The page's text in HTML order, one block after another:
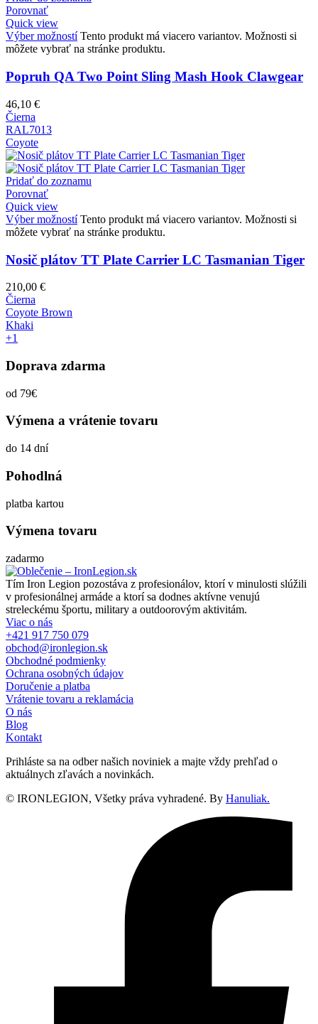
Porovnať
Quick view
Výber možností Tento produkt má viacero variantov. Možnosti si
môžete vybrať na stránke produktu.
Popruh QA Two Point Sling Mash Hook Clawgear
46,10 €
Čierna
RAL7013
Coyote
Pridať do zoznamu
Porovnať
Quick view
Výber možností Tento produkt má viacero variantov. Možnosti si
môžete vybrať na stránke produktu.
Nosič plátov TT Plate Carrier LC Tasmanian Tiger
210,00 €
Čierna
Coyote Brown
Khaki
+1
Doprava zdarma
od 79€
Výmena a vrátenie tovaru
do 14 dní
Pohodlná
platba kartou
Výmena tovaru
zadarmo
Tím Iron Legion pozostáva z profesionálov, ktorí v minulosti slúžili
v profesionálnej armáde a ktorí sa dodnes aktívne venujú
streleckému športu, military a outdoorovým aktivitám.
Viac o nás
+421 917 750 079
obchod@ironlegion.sk
Obchodné podmienky
Ochrana osobných údajov
Doručenie a platba
Vrátenie tovaru a reklamácia
O nás
Blog
Kontakt
Prihláste sa na odber našich noviniek a majte vždy prehľad o
aktuálnych zľavách a novinkách.
© IRONLEGION, Všetky práva vyhradené. By Hanuliak.